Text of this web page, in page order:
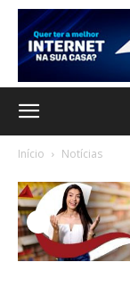
Início Notícias